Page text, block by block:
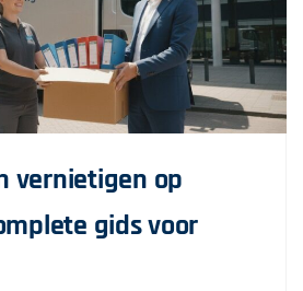
vernietigen op
gids voor